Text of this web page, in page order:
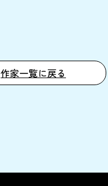
作家一覧に戻る